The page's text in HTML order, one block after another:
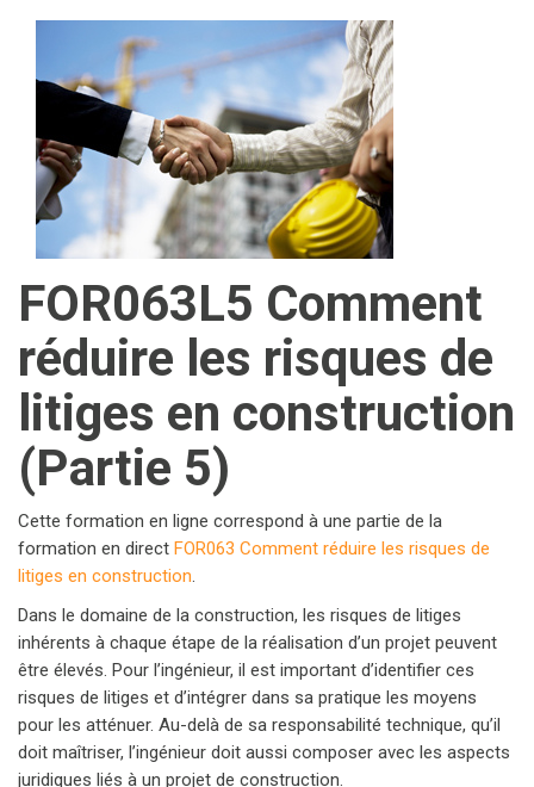
FOR063L5 Comment
réduire les risques de
litiges en construction
(Partie 5)
Cette formation en ligne correspond à une partie de la
formation en direct FOR063 Comment réduire les risques de
litiges en construction.
Dans le domaine de la construction, les risques de litiges
inhérents à chaque étape de la réalisation d’un projet peuvent
être élevés. Pour l’ingénieur, il est important d’identifier ces
risques de litiges et d’intégrer dans sa pratique les moyens
pour les atténuer. Au-delà de sa responsabilité technique, qu’il
doit maîtriser, l’ingénieur doit aussi composer avec les aspects
juridiques liés à un projet de construction.